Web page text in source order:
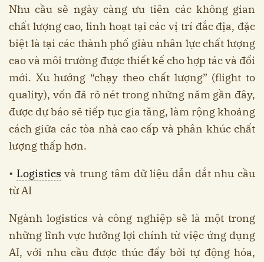
Nhu cầu sẽ ngày càng ưu tiên các không gian
chất lượng cao, linh hoạt tại các vị trí đắc địa, đặc
biệt là tại các thành phố giàu nhân lực chất lượng
cao và môi trường được thiết kế cho hợp tác và đổi
mới. Xu hướng “chạy theo chất lượng” (flight to
quality), vốn đã rõ nét trong những năm gần đây,
được dự báo sẽ tiếp tục gia tăng, làm rộng khoảng
cách giữa các tòa nhà cao cấp và phân khúc chất
lượng thấp hơn.
• Logistics và trung tâm dữ liệu dẫn dắt nhu cầu
từ AI
Ngành logistics và công nghiệp sẽ là một trong
những lĩnh vực hưởng lợi chính từ việc ứng dụng
AI, với nhu cầu được thúc đẩy bởi tự động hóa,